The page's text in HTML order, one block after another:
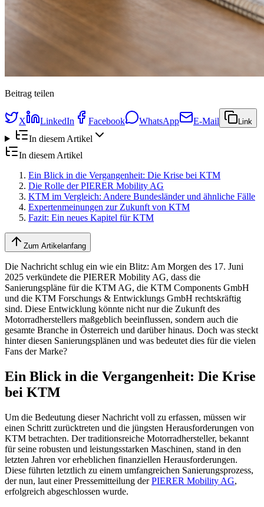
Beitrag teilen
X LinkedIn Facebook WhatsApp E-Mail Link
In diesem Artikel
In diesem Artikel
Ein Blick in die Vergangenheit: Die Krise bei KTM
Die Rolle der PIERER Mobility AG
KTM im Vergleich: Andere Bundesländer und ähnliche Fälle
Expertenmeinungen zur Zukunft von KTM
Fazit: Ein neues Kapitel für KTM
Zum Artikelanfang
Die Nachricht schlug ein wie ein Blitz: Am Morgen des 17. Juni
2025 verkündete die PIERER Mobility AG, dass die
Sanierungspläne für die KTM AG, die KTM Components GmbH
und die KTM Forschungs & Entwicklungs GmbH rechtskräftig
sind. Diese Entwicklung könnte nicht nur die Zukunft des
Motorradherstellers maßgeblich beeinflussen, sondern auch die
gesamte Branche in Österreich und darüber hinaus. Doch was steckt
hinter diesen Sanierungsplänen und was bedeutet dies für die vielen
Fans der Marke?
Ein Blick in die Vergangenheit: Die Krise
bei KTM
Um die Bedeutung dieser Nachricht voll zu erfassen, müssen wir
einen Schritt zurücktreten und die jüngsten Herausforderungen von
KTM betrachten. Der traditionsreiche Motorradhersteller, bekannt
für seine robusten und leistungsstarken Maschinen, stand in den
letzten Jahren vor erheblichen finanziellen Herausforderungen.
Diese führten letztlich zu einem umfangreichen Sanierungsprozess,
der nun, laut einer Pressemitteilung derPIERER Mobility AG,
erfolgreich abgeschlossen wurde.